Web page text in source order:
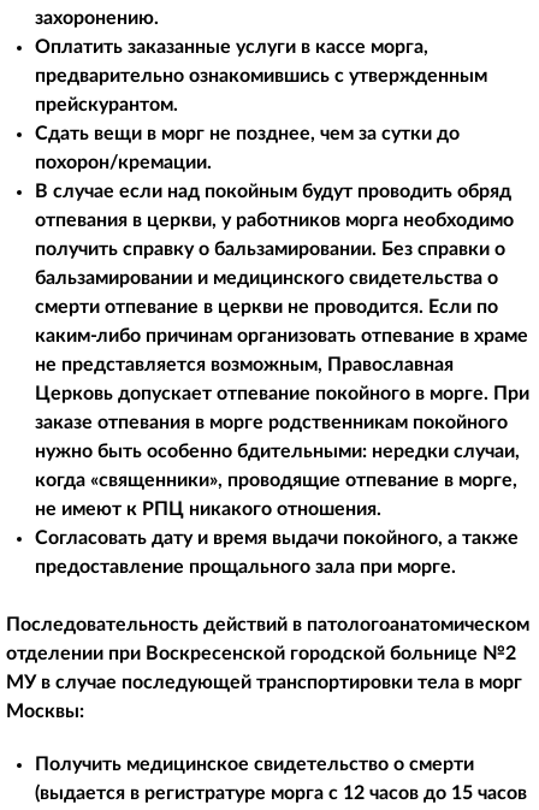
захоронению.
Оплатить заказанные услуги в кассе морга,
предварительно ознакомившись с утвержденным
прейскурантом.
Сдать вещи в морг не позднее, чем за сутки до
похорон/кремации.
В случае если над покойным будут проводить обряд
отпевания в церкви, у работников морга необходимо
получить справку о бальзамировании. Без справки о
бальзамировании и медицинского свидетельства о
смерти отпевание в церкви не проводится. Если по
каким-либо причинам организовать отпевание в храме
не представляется возможным, Православная
Церковь допускает отпевание покойного в морге. При
заказе отпевания в морге родственникам покойного
нужно быть особенно бдительными: нередки случаи,
когда «священники», проводящие отпевание в морге,
не имеют к РПЦ никакого отношения.
Согласовать дату и время выдачи покойного, а также
предоставление прощального зала при морге.
Последовательность действий в патологоанатомическом
отделении при Воскресенской городской больнице №2
МУ в случае последующей транспортировки тела в морг
Москвы:
Получить медицинское свидетельство о смерти
(выдается в регистратуре морга с 12 часов до 15 часов